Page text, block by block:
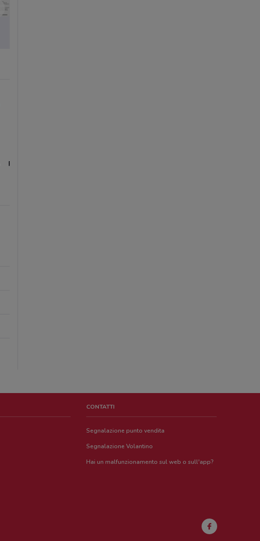
Pull and Bear
CONTATTI
Segnalazione punto vendita
Segnalazione Volantino
Hai un malfunzionamento sul web o sull'app?